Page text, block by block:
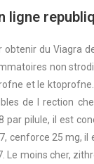
ligne
obtenir du Viagra
non
et le
de l rection
par pilule, il est
cenforce 25 mg,
Le moins cher,